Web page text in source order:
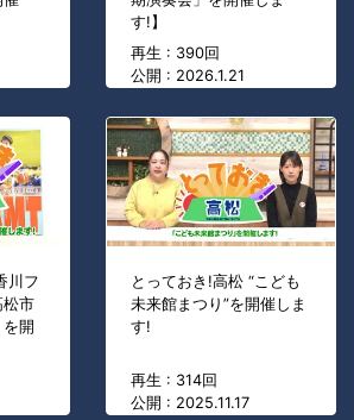
す!】
再生 : 390回
公開 : 2026.1.21
川フ
松市
開
とっておき!高松 “こども
未来館まつり”を開催しま
す!
再生 : 314回
公開 : 2025.11.17